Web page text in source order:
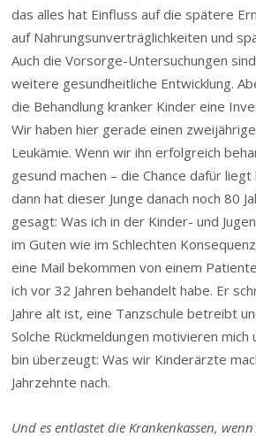
das alles hat Einfluss auf die spätere
auf Nahrungsunverträglichkeiten und
Auch die Vorsorge-Untersuchungen
weitere gesundheitliche Entwicklung.
die Behandlung kranker Kinder eine
Wir haben hier gerade einen
Leukämie. Wenn wir ihn erfolgreich
gesund machen – die Chance dafür
dann hat dieser Junge danach noch 80
gesagt: Was ich in der Kinder- und
im Guten wie im Schlechten
eine Mail bekommen von einem
ich vor 32 Jahren behandelt habe. Er
Jahre alt ist, eine Tanzschule betreibt
Solche Rückmeldungen motivieren mich
bin überzeugt: Was wir Kinderärzte
Jahrzehnte nach.
Und es entlastet die Krankenkassen,